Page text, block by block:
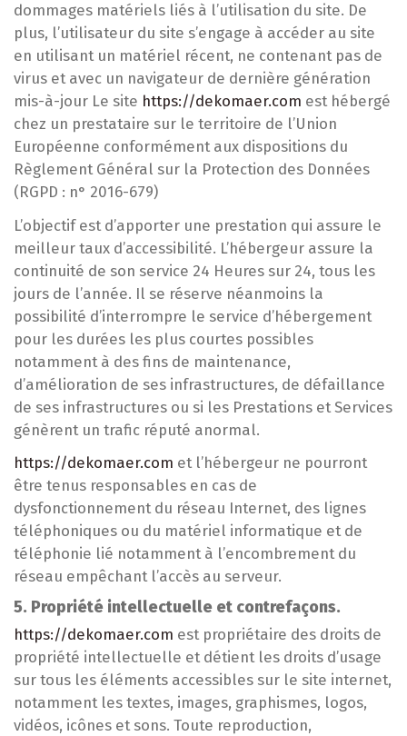
dommages matériels liés à l’utilisation du site. De
plus, l’utilisateur du site s’engage à accéder au site
en utilisant un matériel récent, ne contenant pas de
virus et avec un navigateur de dernière génération
mis-à-jour Le site https://dekomaer.com est hébergé
chez un prestataire sur le territoire de l’Union
Européenne conformément aux dispositions du
Règlement Général sur la Protection des Données
(RGPD : n° 2016-679)
L’objectif est d’apporter une prestation qui assure le
meilleur taux d’accessibilité. L’hébergeur assure la
continuité de son service 24 Heures sur 24, tous les
jours de l’année. Il se réserve néanmoins la
possibilité d’interrompre le service d’hébergement
pour les durées les plus courtes possibles
notamment à des fins de maintenance,
d’amélioration de ses infrastructures, de défaillance
de ses infrastructures ou si les Prestations et Services
génèrent un trafic réputé anormal.
https://dekomaer.com et l’hébergeur ne pourront
être tenus responsables en cas de
dysfonctionnement du réseau Internet, des lignes
téléphoniques ou du matériel informatique et de
téléphonie lié notamment à l’encombrement du
réseau empêchant l’accès au serveur.
5. Propriété intellectuelle et contrefaçons.
https://dekomaer.com est propriétaire des droits de
propriété intellectuelle et détient les droits d’usage
sur tous les éléments accessibles sur le site internet,
notamment les textes, images, graphismes, logos,
vidéos, icônes et sons. Toute reproduction,